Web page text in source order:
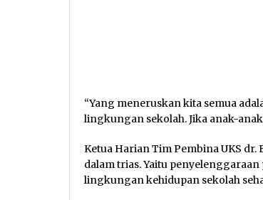
“Yang meneruskan kita semua
lingkungan sekolah. Jika anak-
Ketua Harian Tim Pembina UKS
dalam trias. Yaitu
lingkungan kehidupan sekolah